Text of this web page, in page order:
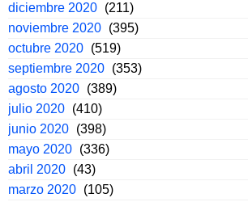
diciembre 2020 (211)
noviembre 2020 (395)
octubre 2020 (519)
septiembre 2020 (353)
agosto 2020 (389)
julio 2020 (410)
junio 2020 (398)
mayo 2020 (336)
abril 2020 (43)
marzo 2020 (105)